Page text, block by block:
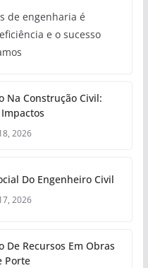
de engenharia é
e o sucesso
Na Construção Civil:
2026
Do Engenheiro Civil
2026
De Recursos Em Obras
Porte